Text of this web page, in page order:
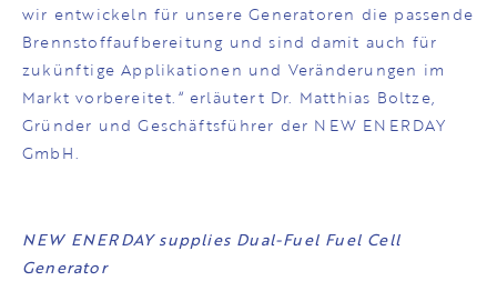
wir entwickeln für unsere Generatoren die passende
Brennstoffaufbereitung und sind damit auch für
zukünftige Applikationen und Veränderungen im
Markt vorbereitet.“ erläutert Dr. Matthias Boltze,
Gründer und Geschäftsführer der NEW ENERDAY
GmbH.
NEW ENERDAY supplies Dual-Fuel Fuel Cell
Generator